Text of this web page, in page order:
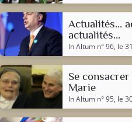
Actualités...
actualités...
In Altum n° 96, le
Se
Marie
In Altum n° 95, le